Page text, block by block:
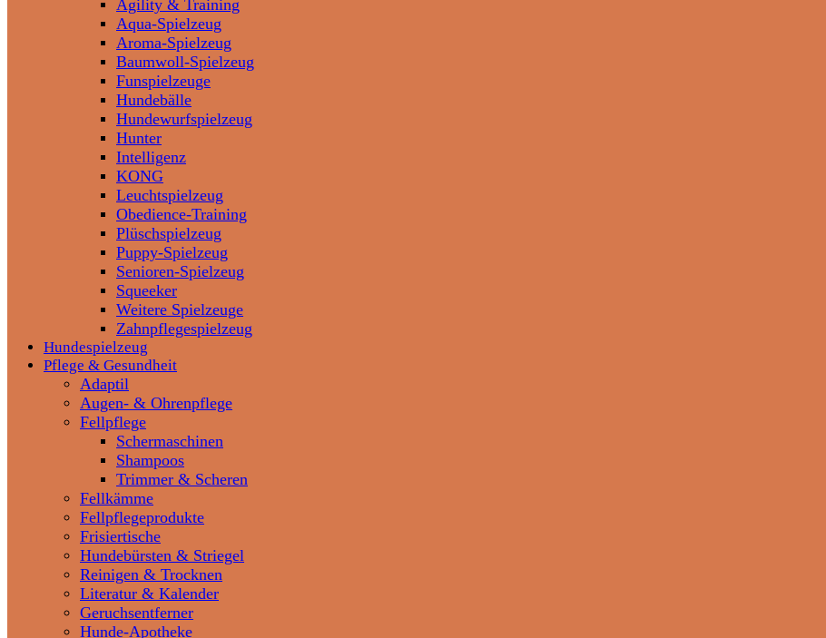
Agility & Training
Aqua-Spielzeug
Aroma-Spielzeug
Baumwoll-Spielzeug
Funspielzeuge
Hundebälle
Hundewurfspielzeug
Hunter
Intelligenz
KONG
Leuchtspielzeug
Obedience-Training
Plüschspielzeug
Puppy-Spielzeug
Senioren-Spielzeug
Squeeker
Weitere Spielzeuge
Zahnpflegespielzeug
Hundespielzeug
Pflege & Gesundheit
Adaptil
Augen- & Ohrenpflege
Fellpflege
Schermaschinen
Shampoos
Trimmer & Scheren
Fellkämme
Fellpflegeprodukte
Frisiertische
Hundebürsten & Striegel
Reinigen & Trocknen
Literatur & Kalender
Geruchsentferner
Hunde-Apotheke